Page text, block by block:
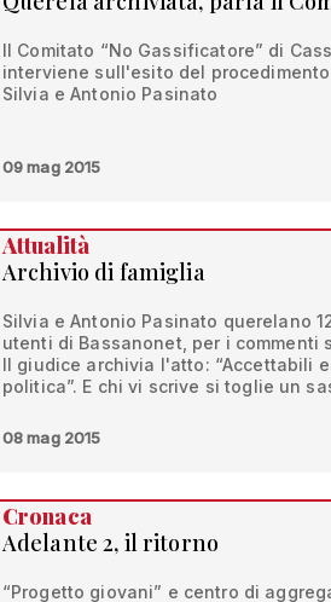
Il Comitato “No Gassificatore” di
interviene sull'esito del
Silvia e Antonio Pasinato
09 mag 2015
Attualità
Archivio di famiglia
Silvia e Antonio Pasinato querelano
utenti di Bassanonet, per i commenti
Il giudice archivia l'atto: “Accettabili
politica”. E chi vi scrive si toglie un
08 mag 2015
Cronaca
Adelante 2, il ritorno
“Progetto giovani” e centro di